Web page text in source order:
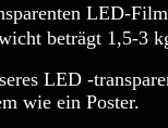
LED-
beträgt 1,5-3
LED -
wie ein Poster.